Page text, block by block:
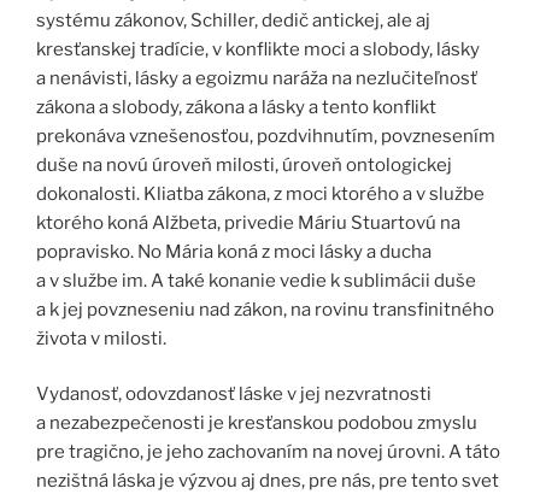
systému zákonov, Schiller, dedič antickej, ale aj
kresťanskej tradície, v konflikte moci a slobody, lásky
a nenávisti, lásky a egoizmu naráža na nezlučiteľnosť
zákona a slobody, zákona a lásky a tento konflikt
prekonáva vznešenosťou, pozdvihnutím, povznesením
duše na novú úroveň milosti, úroveň ontologickej
dokonalosti. Kliatba zákona, z moci ktorého a v službe
ktorého koná Alžbeta, privedie Máriu Stuartovú na
popravisko. No Mária koná z moci lásky a ducha
a v službe im. A také konanie vedie k sublimácii duše
a k jej povzneseniu nad zákon, na rovinu transfinitného
života v milosti.
Vydanosť, odovzdanosť láske v jej nezvratnosti
a nezabezpečenosti je kresťanskou podobou zmyslu
pre tragično, je jeho zachovaním na novej úrovni. A táto
nezištná láska je výzvou aj dnes, pre nás, pre tento svet